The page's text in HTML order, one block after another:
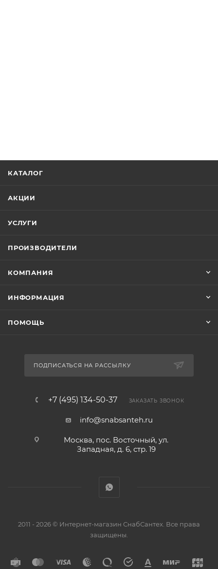
КАТАЛОГ
АКЦИИ
УСЛУГИ
ПРОИЗВОДИТЕЛИ
КОМПАНИЯ
ИНФОРМАЦИЯ
ПОМОЩЬ
ПОДПИСАТЬСЯ НА РАССЫЛКУ
+7 (495) 134-50-37 ЗАКАЗАТЬ ЗВОНОК
info@snabsanteh.ru
Москва, пос. Восточный, ул.
Западная, д. 6, стр. 19
2011 - 2026 © Интернет-магазин СнабСантех. Все права
защищены.